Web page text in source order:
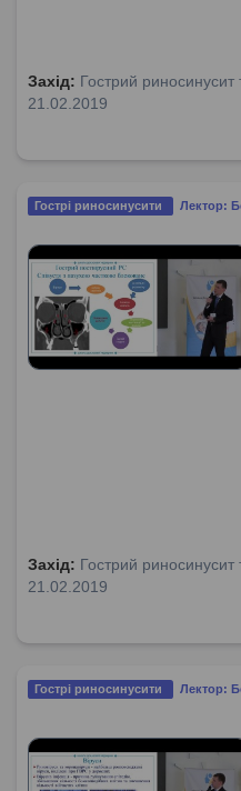
Захід: Гострий риносинусит
21.02.2019
Гострі риносинусити Лектор:
Захід: Гострий риносинусит
21.02.2019
Гострі риносинусити Лектор: